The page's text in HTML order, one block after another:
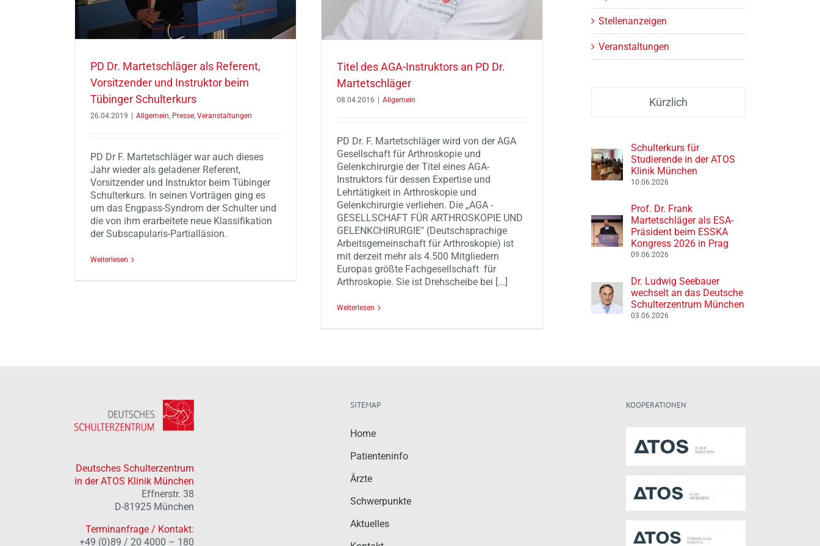
PD Dr. Martetschläger als Referent,
Vorsitzender und Instruktor beim
Tübinger Schulterkurs
26.04.2019 | Allgemein Presse Veranstaltungen
PD Dr F. Martetschläger war auch dieses
Jahr wieder als geladener Referent,
Vorsitzender und Instruktor beim Tübinger
Schulterkurs. In seinen Vorträgen ging es
um das Engpass-Syndrom der Schulter und
die von ihm erarbeitete neue Klassifikation
der Subscapularis-Partialläsion.
Weiterlesen
Titel des AGA-Instruktors an PD Dr.
Martetschläger
08.04.2016 | Allgemein
PD Dr. F. Martetschläger wird von der AGA
Gesellschaft für Arthroskopie und
Gelenkchirurgie der Titel eines AGA-
Instruktors für dessen Expertise und
Lehrtätigkeit in Arthroskopie und
Gelenkchirurgie verliehen. Die „AGA -
GESELLSCHAFT FÜR ARTHROSKOPIE UND
GELENKCHIRURGIE" (Deutschsprachige
Arbeitsgemeinschaft für Arthroskopie)​ ist
mit derzeit mehr als 4.500 Mitgliedern
Europas größte Fachgesellschaft für
Arthroskopie. Sie ist Drehscheibe bei [...]
Weiterlesen
Stellenanzeigen
Veranstaltungen
Kürzlich
Schulterkurs für
Studierende in der ATOS
Klinik München
10.06.2026
Prof. Dr. Frank
Martetschläger als ESA-
Präsident beim ESSKA
Kongress 2026 in Prag
09.06.2026
Dr. Ludwig Seebauer
wechselt an das Deutsche
Schulterzentrum München
03.06.2026
Deutsches Schulterzentrum
in der ATOS Klinik München
Effnerstr. 38
D-81925 München
Terminanfrage / Kontakt:
+49 (0)89 / 20 4000 – 180
SITEMAP
Home
Patienteninfo
Ärzte
Schwerpunkte
Aktuelles
KOOPERATIONEN